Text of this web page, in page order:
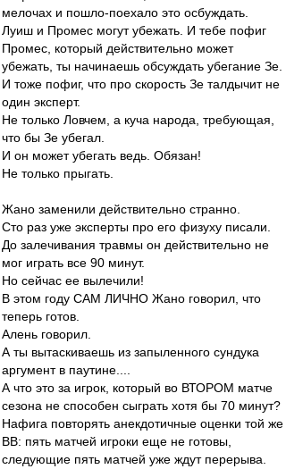
мелочах и пошло-поехало это осбуждать.
Луиш и Промес могут убежать. И тебе пофиг
Промес, который действительно может
убежать, ты начинаешь обсуждать убегание Зе.
И тоже пофиг, что про скорость Зе талдычит не
один эксперт.
Не только Ловчем, а куча народа, требующая,
что бы Зе убегал.
И он может убегать ведь. Обязан!
Не только прыгать.
Жано заменили действительно странно.
Сто раз уже эксперты про его физуху писали.
До залечивания травмы он действительно не
мог играть все 90 минут.
Но сейчас ее вылечили!
В этом году САМ ЛИЧНО Жано говорил, что
теперь готов.
Алень говорил.
А ты вытаскиваешь из запыленного сундука
аргумент в паутине....
А что это за игрок, который во ВТОРОМ матче
сезона не способен сыграть хотя бы 70 минут?
Нафига повторять анекдотичные оценки той же
ВВ: пять матчей игроки еще не готовы,
следующие пять матчей уже ждут перерыва.